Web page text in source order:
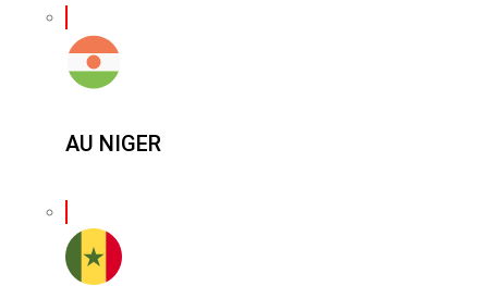
AU NIGER